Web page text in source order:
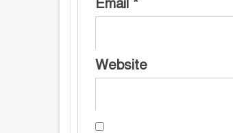
Email *
Website